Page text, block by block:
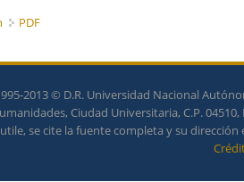
PDF
2013 © D.R. Universidad Nacional
Ciudad Universitaria, C.P.
se cite la fuente completa y su